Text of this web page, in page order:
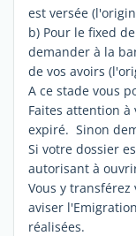
est versée
b) Pour le fixed
demander à la
de vos avoirs
A ce stade vous
Faites attention
expiré. Sinon
Si votre dossier
autorisant à
Vous y
aviser
réalisées.